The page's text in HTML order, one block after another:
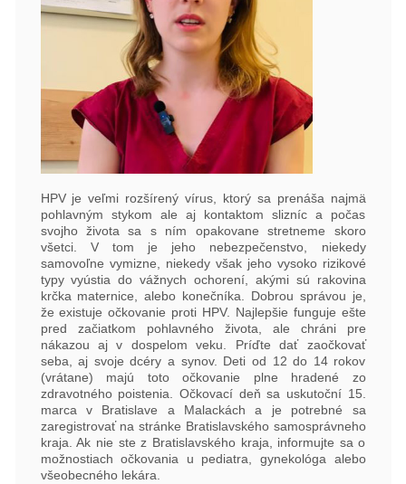
HPV je veľmi rozšírený vírus, ktorý sa prenáša najmä
pohlavným stykom ale aj kontaktom slizníc a počas
svojho života sa s ním opakovane stretneme skoro
všetci. V tom je jeho nebezpečenstvo, niekedy
samovoľne vymizne, niekedy však jeho vysoko rizikové
typy vyústia do vážnych ochorení, akými sú rakovina
krčka maternice, alebo konečníka. Dobrou správou je,
že existuje očkovanie proti HPV. Najlepšie funguje ešte
pred začiatkom pohlavného života, ale chráni pre
nákazou aj v dospelom veku. Príďte dať zaočkovať
seba, aj svoje dcéry a synov. Deti od 12 do 14 rokov
(vrátane) majú toto očkovanie plne hradené zo
zdravotného poistenia. Očkovací deň sa uskutoční 15.
marca v Bratislave a Malackách a je potrebné sa
zaregistrovať na stránke Bratislavského samosprávneho
kraja. Ak nie ste z Bratislavského kraja, informujte sa o
možnostiach očkovania u pediatra, gynekológa alebo
všeobecného lekára.